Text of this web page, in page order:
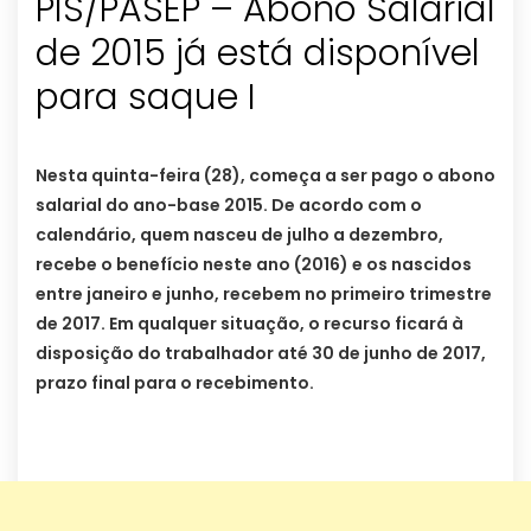
de 2015 já está disponível
para saque I
Nesta quinta-feira (28), começa a ser pago o abono
salarial do ano-base 2015. De acordo com o
calendário, quem nasceu de julho a dezembro,
recebe o benefício neste ano (2016) e os nascidos
entre janeiro e junho, recebem no primeiro trimestre
de 2017. Em qualquer situação, o recurso ficará à
disposição do trabalhador até 30 de junho de 2017,
prazo final para o recebimento.